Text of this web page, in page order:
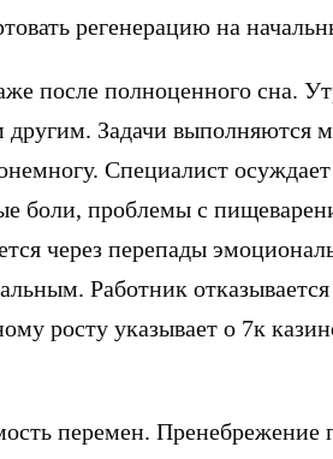
регенерацию на
после полноценного сна.
Задачи выполняются
Специалист
боли, проблемы с
через перепады
Работник
росту указывает о 7к
перемен.